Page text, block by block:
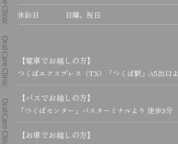
休診日
日曜、祝日
【電車でお越しの方】
つくばエクスプレス（TX）「つくば駅」A5出口
【バスでお越しの方】
「つくばセンター」バスターミナルより 徒歩3分
【お車でお越しの方】